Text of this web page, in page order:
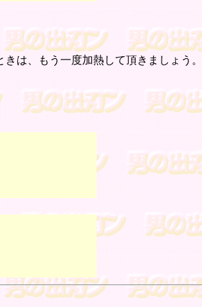
は、もう一度加熱して頂きましょう。